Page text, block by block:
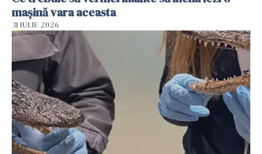
mașină vara aceasta
31 IULIE 2026